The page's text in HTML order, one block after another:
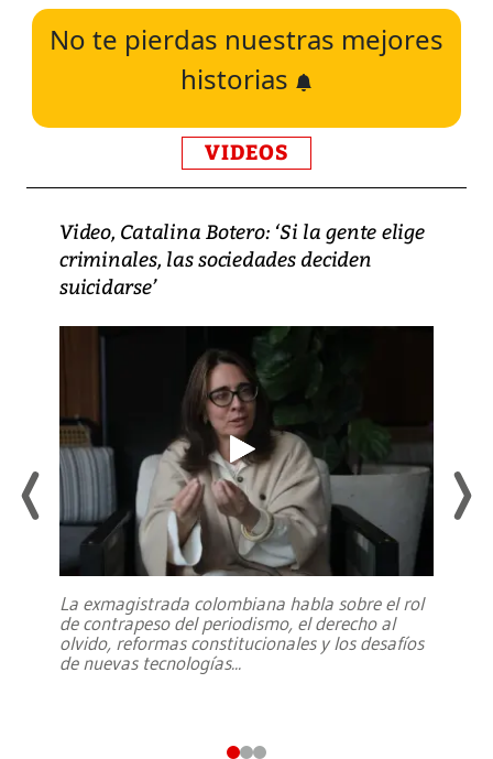
No te pierdas nuestras mejores
historias
VIDEOS
Video, Catalina Botero: ‘Si la gente elige
criminales, las sociedades deciden
suicidarse’
La exmagistrada colombiana habla sobre el rol
de contrapeso del periodismo, el derecho al
olvido, reformas constitucionales y los desafíos
de nuevas tecnologías...